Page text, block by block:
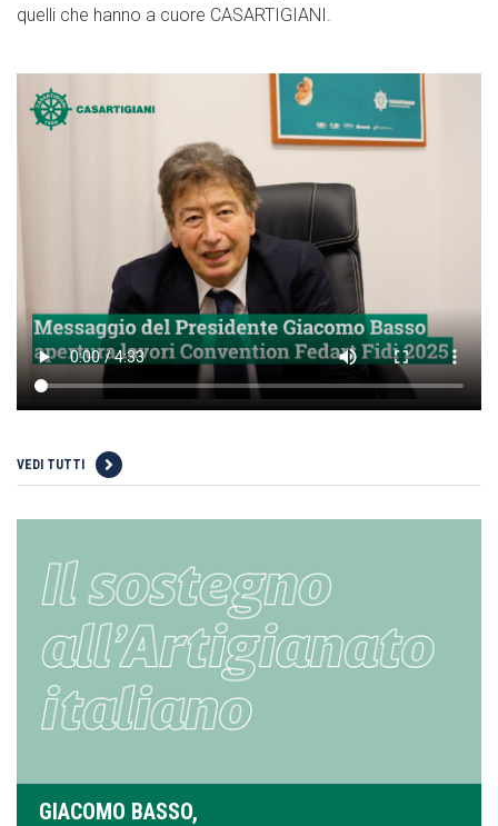
quelli che hanno a cuore CASARTIGIANI.
VEDI TUTTI
GIACOMO BASSO,